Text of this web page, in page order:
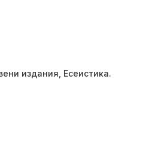
издания Есеистика.